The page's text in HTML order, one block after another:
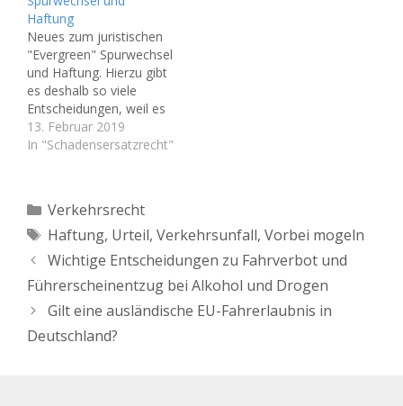
auch grundsätzlich
erlaubt, wenn die
Situation übersichtlich ist.
Aber aufpassen:
Autofahrer, die an einer
wartenden
Fahrzeugschlange
vorbeifahren, muss auf
ausscherende Fahrzeuge
Haftung
Neues zum juristischen
"Evergreen" Spurwechsel
und Haftung. Hierzu gibt
es deshalb so viele
Entscheidungen, weil es
eine der häufigsten
Unfallkonstellationen ist.
wollte und kommt es in
diesem Zusammenhang
zu einer seitlichen
Kollision der Fahrzeuge,
spricht gegen den
Fahrstreifenwechsler der
Verstoßes…
13. Februar 2019
In "Schadensersatzrecht"
Kategorien
Verkehrsrecht
Schlagwörter
Haftung, Urteil, Verkehrsunfall, Vorbei mogeln
Wichtige Entscheidungen zu Fahrverbot und
Führerscheinentzug bei Alkohol und Drogen
Gilt eine ausländische EU-Fahrerlaubnis in
Deutschland?